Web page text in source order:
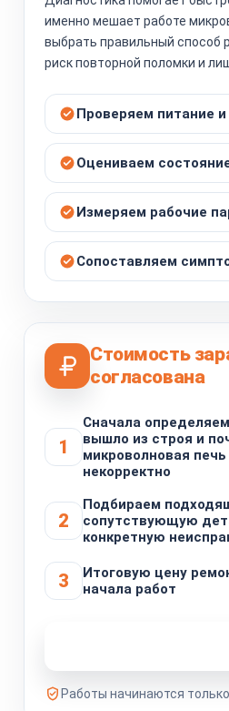
именно мешает работе
выбрать правильный способ
риск повторной поломки и
Проверяем питание
Оцениваем
Измеряем рабочие
Сопоставляем
Стоимость
согласована
1
Сначала
вышло из строя и
микроволновая
некорректно
2
Подбираем
сопутствующую
конкретную
3
Итоговую цену
начала работ
Работы начинаются